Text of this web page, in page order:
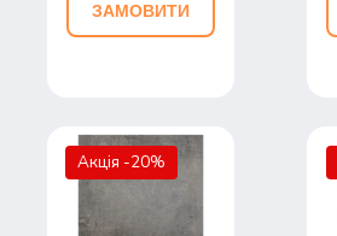
ЗАМОВИТИ
Акція -20%